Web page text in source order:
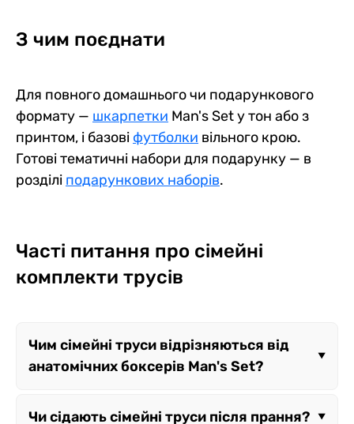
З чим поєднати
Для повного домашнього чи подарункового
формату — шкарпетки Man's Set у тон або з
принтом, і базові футболки вільного крою.
Готові тематичні набори для подарунку — в
розділі подарункових наборів.
Часті питання про сімейні
комплекти трусів
Чим сімейні труси відрізняються від
анатомічних боксерів Man's Set?
Чи сідають сімейні труси після прання?